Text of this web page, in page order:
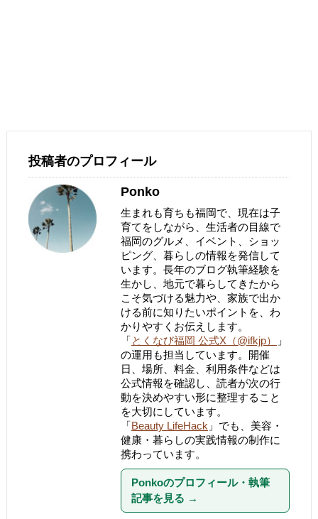
投稿者のプロフィール
Ponko
生まれも育ちも福岡で、現在は子
育てをしながら、生活者の目線で
福岡のグルメ、イベント、ショッ
ピング、暮らしの情報を発信して
います。長年のブログ執筆経験を
生かし、地元で暮らしてきたから
こそ気づける魅力や、家族で出か
ける前に知りたいポイントを、わ
かりやすくお伝えします。
「とくなび福岡 公式X（@ifkjp）
」
の運用も担当しています。開催
日、場所、料金、利用条件などは
公式情報を確認し、読者が次の行
動を決めやすい形に整理すること
を大切にしています。
「Beauty LifeHack 」でも、美容・
健康・暮らしの実践情報の制作に
携わっています。
Ponkoのプロフィール・執筆
記事を見る →